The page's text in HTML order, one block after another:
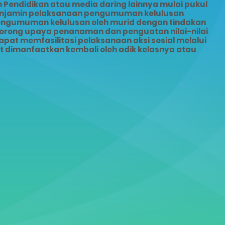
atau media daring lainnya mulai pukul
pelaksanaan pengumuman kelulusan
kelulusan oleh murid dengan tindakan
upaya penanaman dan penguatan nilai-nilai
memfasilitasi pelaksanaan aksi sosial melalui
kembali oleh adik kelasnya atau